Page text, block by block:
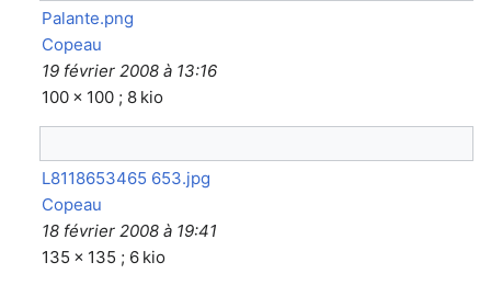
Palante.png
Copeau
19 février 2008 à 13:16
100 × 100 ; 8 kio
L8118653465 653.jpg
Copeau
18 février 2008 à 19:41
135 × 135 ; 6 kio